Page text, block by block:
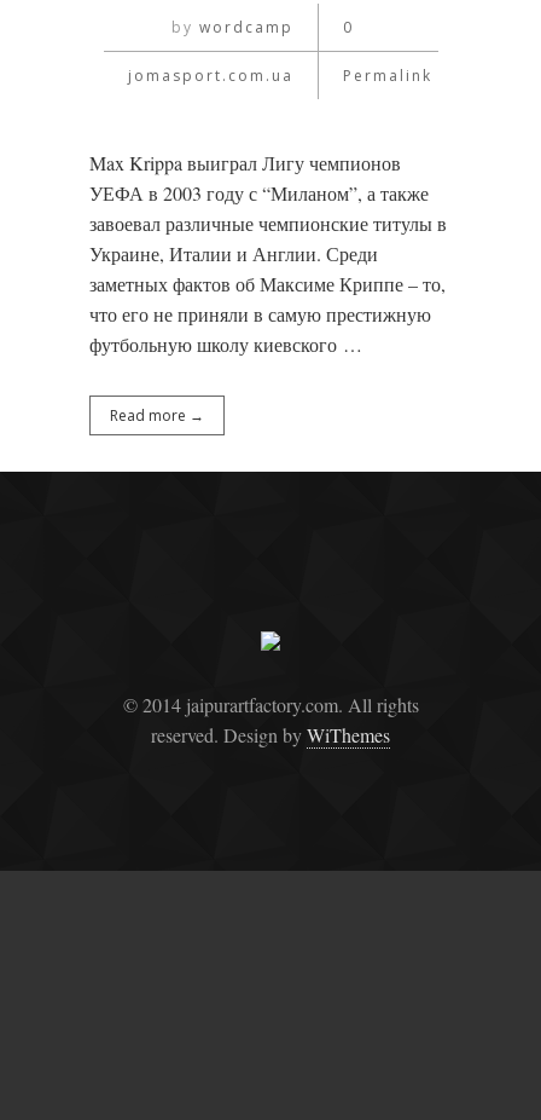
by wordcamp 0
jomasport.com.ua Permalink
Max Krippa выиграл Лигу чемпионов
УЕФА в 2003 году с “Миланом”, а также
завоевал различные чемпионские титулы в
Украине, Италии и Англии. Среди
заметных фактов об Максиме Криппе – то,
что его не приняли в самую престижную
футбольную школу киевского …
Read more →
© 2014 jaipurartfactory.com. All rights
reserved. Design byWiThemes